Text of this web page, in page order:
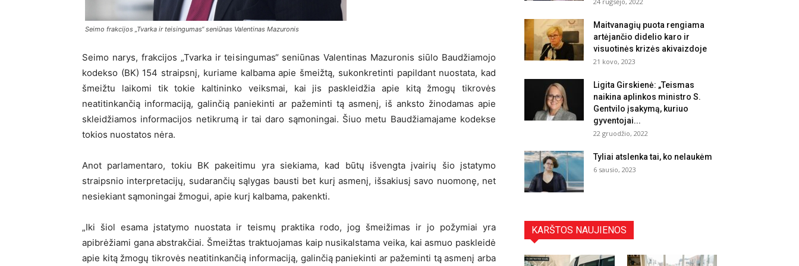
Seimo frakcijos „Tvarka ir teisingumas“ seniūnas Valentinas Mazuronis
Seimo narys, frakcijos „Tvarka ir teisingumas“ seniūnas Valentinas Mazuronis siūlo Baudžiamojo
kodekso (BK) 154 straipsnį, kuriame kalbama apie šmeižtą, sukonkretinti papildant nuostata, kad
šmeižtu laikomi tik tokie kaltininko veiksmai, kai jis paskleidžia apie kitą žmogų tikrovės
neatitinkančią informaciją, galinčią paniekinti ar pažeminti tą asmenį, iš anksto žinodamas apie
skleidžiamos informacijos netikrumą ir tai daro sąmoningai. Šiuo metu Baudžiamajame kodekse
tokios nuostatos nėra.
Anot parlamentaro, tokiu BK pakeitimu yra siekiama, kad būtų išvengta įvairių šio įstatymo
straipsnio interpretacijų, sudarančių sąlygas bausti bet kurį asmenį, išsakiusį savo nuomonę, net
nesiekiant sąmoningai žmogui, apie kurį kalbama, pakenkti.
„Iki šiol esama įstatymo nuostata ir teismų praktika rodo, jog šmeižimas ir jo požymiai yra
apibrėžiami gana abstrakčiai. Šmeižtas traktuojamas kaip nusikalstama veika, kai asmuo paskleidė
apie kitą žmogų tikrovės neatitinkančią informaciją, galinčią paniekinti ar pažeminti tą asmenį arba
Maitvanagių puota rengiama
artėjančio didelio karo ir
visuotinės krizės akivaizdoje
21 kovo, 2023
Ligita Girskienė: „Teismas
naikina aplinkos ministro S.
Gentvilo įsakymą, kuriuo
gyventojai...
22 gruodžio, 2022
Tyliai atslenka tai, ko nelaukėm
6 sausio, 2023
KARŠTOS NAUJIENOS